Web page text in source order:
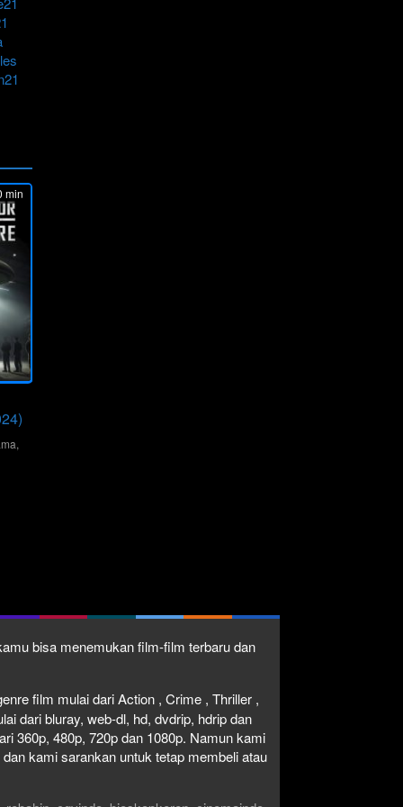
min
,
bisa menemukan film-film terbaru dan
film mulai dari Action , Crime , Thriller ,
dari bluray, web-dl, hd, dvdrip, hdrip dan
360p, 480p, 720p dan 1080p. Namun kami
kami sarankan untuk tetap membeli atau